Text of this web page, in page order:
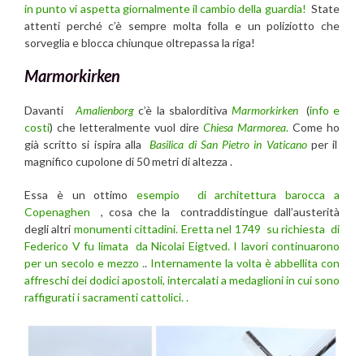
in punto vi aspetta giornalmente il cambio della guardia! State
attenti perché c’è sempre molta folla e un poliziotto che
sorveglia e blocca chiunque oltrepassa la riga!
Marmorkirken
DavantiAmalienborg c’è la sbalorditiva Marmorkirken (info e
costi) che letteralmente vuol dire Chiesa Marmorea. Come ho
già scritto si ispira allaBasilica di San Pietro in Vaticanoper il
magnifico cupolone di 50 metri di altezza .
Essa è un ottimoesempio di architettura barocca a
Copenaghen
, cosa che la contraddistingue dall’austerità
degli altri monumenti cittadini. Eretta nel 1749 su richiesta di
Federico V fu limata da Nicolai Eigtved. I lavori continuarono
per un secolo e mezzo .. Internamente la volta è abbellita con
affreschi dei dodici apostoli, intercalati a medaglioni in cui sono
raffigurati i sacramenti cattolici. .